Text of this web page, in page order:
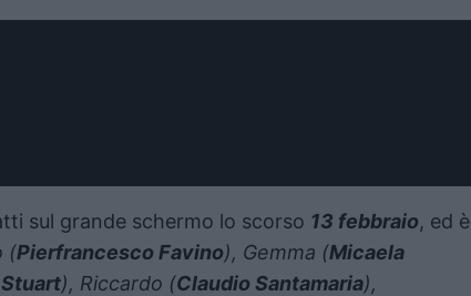
sul grande schermo lo scorso 13 febbraio, ed è
(Pierfrancesco Favino), Gemma (Micaela
), Riccardo (Claudio Santamaria),